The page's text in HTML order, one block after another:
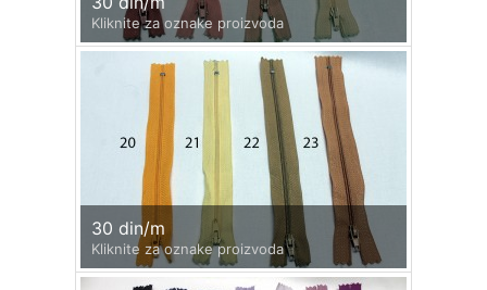
Kliknite za oznake proizvoda
30 din/m
Kliknite za oznake proizvoda